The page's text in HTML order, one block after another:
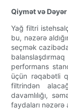
Qiymət və Dəyər
Yağ filtri
bu, nəzərə
seçmək
performans
üçün rəqabətli
filtrindən
davamlılığı,
faydaları nəzərə